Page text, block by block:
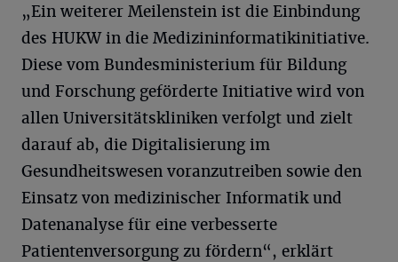
„Ein weiterer Meilenstein ist die Einbindung
des HUKW in die Medizininformatikinitiative.
Diese vom Bundesministerium für Bildung
und Forschung geförderte Initiative wird von
allen Universitätskliniken verfolgt und zielt
darauf ab, die Digitalisierung im
Gesundheitswesen voranzutreiben sowie den
Einsatz von medizinischer Informatik und
Datenanalyse für eine verbesserte
Patientenversorgung zu fördern“, erklärt